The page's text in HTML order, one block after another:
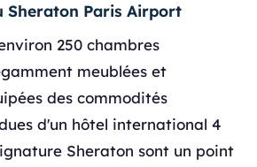
Sheraton Paris Airport
250 chambres
meublées et
des commodités
d'un hôtel international 4
Sheraton sont un point